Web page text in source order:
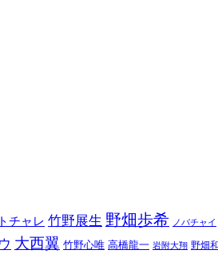
チャレ 竹野展生 野畑歩希 ノバチャイ
大西翼 竹野心唯 高橋龍一 岩附大翔 野畑